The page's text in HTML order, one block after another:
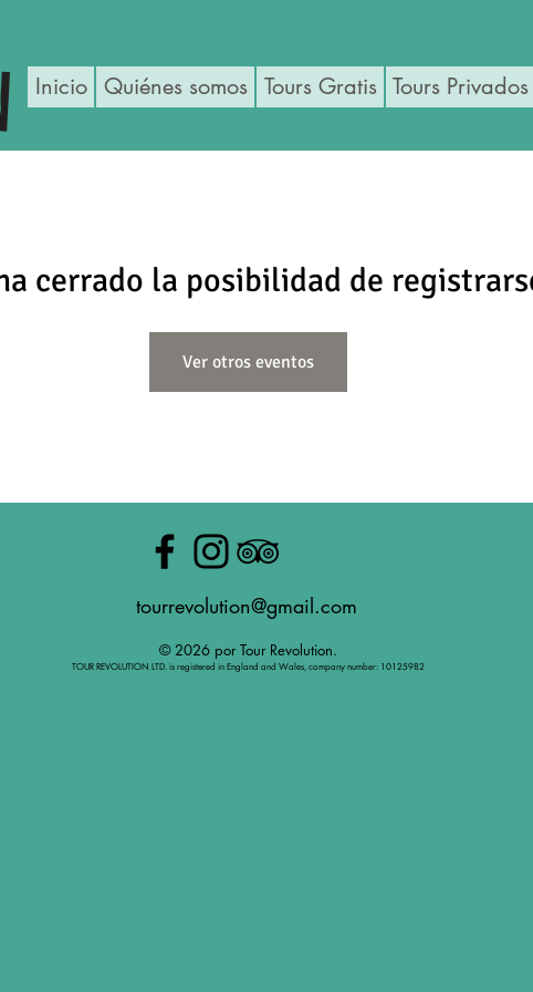
Inicio Quiénes somos Tours Gratis Tours Privados
cerrado la posibilidad de
Ver otros eventos
tourrevolution@gmail.com
© 2026 por Tour Revolution.
TOUR REVOLUTION LTD. is registered in England and Wales, company number: 10125982